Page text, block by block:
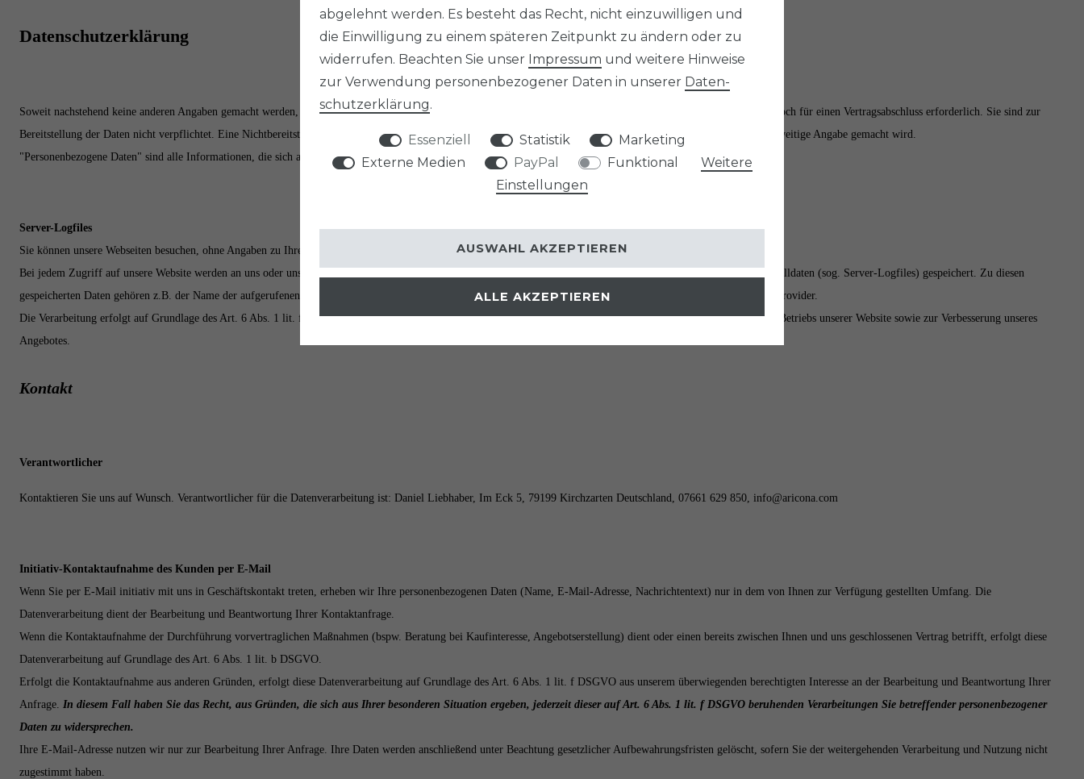
Datenschutzerklärung
Soweit nachstehend keine anderen Angaben gemacht werden, ist die Bereitstellung Ihrer personenbezogenen Daten weder gesetzlich oder vertraglich vorgeschrieben, noch für einen Vertragsabschluss erforderlich. Sie sind zur
Bereitstellung der Daten nicht verpflichtet. Eine Nichtbereitstellung hat keine Folgen. Dies gilt nur soweit bei den nachfolgenden Verarbeitungsvorgängen keine anderweitige Angabe gemacht wird.
"Personenbezogene Daten" sind alle Informationen, die sich auf eine identifizierte oder identifizierbare natürliche Person beziehen.
Server-Logfiles
Sie können unsere Webseiten besuchen, ohne Angaben zu Ihrer Person zu machen.
Bei jedem Zugriff auf unsere Website werden an uns oder unseren Webhoster / IT-Dienstleister Nutzungsdaten durch Ihren Internet Browser übermittelt und in Protokolldaten (sog. Server-Logfiles) gespeichert. Zu diesen
gespeicherten Daten gehören z.B. der Name der aufgerufenen Seite, Datum und Uhrzeit des Abrufs, die IP-Adresse, die übertragene Datenmenge und der anfragende Provider.
Die Verarbeitung erfolgt auf Grundlage des Art. 6 Abs. 1 lit. f DSGVO aus unserem überwiegenden berechtigten Interesse an der Gewährleistung eines störungsfreien Betriebs unserer Website sowie zur Verbesserung unseres
Angebotes.
Kontakt
Verantwortlicher
Kontaktieren Sie uns auf Wunsch. Verantwortlicher für die Datenverarbeitung ist: Daniel Liebhaber, Im Eck 5, 79199 Kirchzarten Deutschland, 07661 629 850, info@aricona.com
Initiativ-Kontaktaufnahme des Kunden per E-Mail
Wenn Sie per E-Mail initiativ mit uns in Geschäftskontakt treten, erheben wir Ihre personenbezogenen Daten (Name, E-Mail-Adresse, Nachrichtentext) nur in dem von Ihnen zur Verfügung gestellten Umfang. Die
Datenverarbeitung dient der Bearbeitung und Beantwortung Ihrer Kontaktanfrage.
Wenn die Kontaktaufnahme der Durchführung vorvertraglichen Maßnahmen (bspw. Beratung bei Kaufinteresse, Angebotserstellung) dient oder einen bereits zwischen Ihnen und uns geschlossenen Vertrag betrifft, erfolgt diese
Datenverarbeitung auf Grundlage des Art. 6 Abs. 1 lit. b DSGVO.
Erfolgt die Kontaktaufnahme aus anderen Gründen, erfolgt diese Datenverarbeitung auf Grundlage des Art. 6 Abs. 1 lit. f DSGVO aus unserem überwiegenden berechtigten Interesse an der Bearbeitung und Beantwortung Ihrer
Anfrage. In diesem Fall haben Sie das Recht, aus Gründen, die sich aus Ihrer besonderen Situation ergeben, jederzeit dieser auf Art. 6 Abs. 1 lit. f DSGVO beruhenden Verarbeitungen Sie betreffender personenbezogener
Daten zu widersprechen.
Ihre E-Mail-Adresse nutzen wir nur zur Bearbeitung Ihrer Anfrage. Ihre Daten werden anschließend unter Beachtung gesetzlicher Aufbewahrungsfristen gelöscht, sofern Sie der weitergehenden Verarbeitung und Nutzung nicht
zugestimmt haben.
abgelehnt werden. Es besteht das Recht, nicht einzuwilligen und
die Einwilligung zu einem späteren Zeitpunkt zu ändern oder zu
widerrufen. Beachten Sie unser Impressum und weitere Hinweise
zur Verwendung personenbezogener Daten in unserer Daten­
schutz­erklärung.
Essenziell Statistik
Marketing
Externe Medien
PayPal Funktional
Weitere
Einstellungen
ALLE AKZEPTIEREN
AUSWAHL AKZEPTIEREN